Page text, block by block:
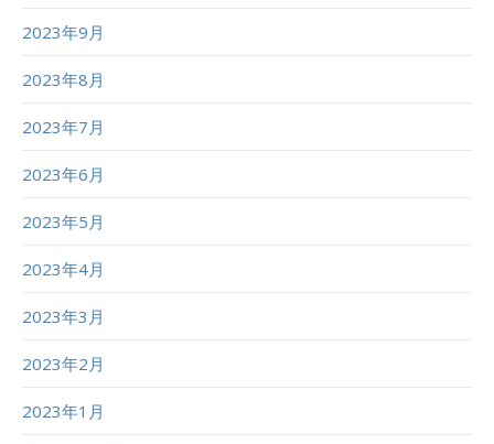
2023年9月
2023年8月
2023年7月
2023年6月
2023年5月
2023年4月
2023年3月
2023年2月
2023年1月